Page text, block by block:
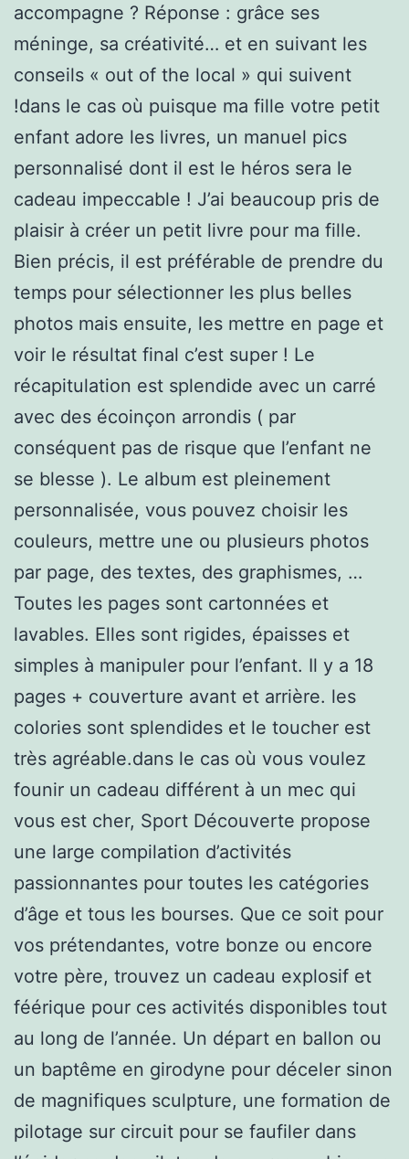
accompagne ? Réponse : grâce ses
méninge, sa créativité… et en suivant les
conseils « out of the local » qui suivent
!dans le cas où puisque ma fille votre petit
enfant adore les livres, un manuel pics
personnalisé dont il est le héros sera le
cadeau impeccable ! J’ai beaucoup pris de
plaisir à créer un petit livre pour ma fille.
Bien précis, il est préférable de prendre du
temps pour sélectionner les plus belles
photos mais ensuite, les mettre en page et
voir le résultat final c’est super ! Le
récapitulation est splendide avec un carré
avec des écoinçon arrondis ( par
conséquent pas de risque que l’enfant ne
se blesse ). Le album est pleinement
personnalisée, vous pouvez choisir les
couleurs, mettre une ou plusieurs photos
par page, des textes, des graphismes, …
Toutes les pages sont cartonnées et
lavables. Elles sont rigides, épaisses et
simples à manipuler pour l’enfant. Il y a 18
pages + couverture avant et arrière. les
colories sont splendides et le toucher est
très agréable.dans le cas où vous voulez
founir un cadeau différent à un mec qui
vous est cher, Sport Découverte propose
une large compilation d’activités
passionnantes pour toutes les catégories
d’âge et tous les bourses. Que ce soit pour
vos prétendantes, votre bonze ou encore
votre père, trouvez un cadeau explosif et
féérique pour ces activités disponibles tout
au long de l’année. Un départ en ballon ou
un baptême en girodyne pour déceler sinon
de magnifiques sculpture, une formation de
pilotage sur circuit pour se faufiler dans